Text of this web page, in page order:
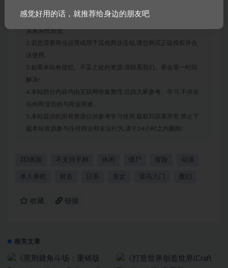
1.本站部分内容转载自其它媒体,但并不代表本站赞同其观点和对
其真实性负责。
2.若您需要商业运营或用于其他商业活动,请您购买正版授权并合
法使用。
3.如果本站有侵犯、不妥之处的资源,请联系我们。将会第一时间
解决!
4.本站部分内容均由互联网收集整理,仅供大家参考、学习,不存在
任何商业目的与商业用途。
5.本站提供的所有资源仅供参考学习使用,版权归原著所有,禁止下
载本站资源参与任何商业和非法行为,请于24小时之内删除!
3D画面 不支持手柄 休闲 僵尸 冒险 动漫
单人单机 射击 日系 美女 菜鸟入门 魔幻
收藏 链接
相关文章
感觉好用的话，就推荐给身边的朋友吧